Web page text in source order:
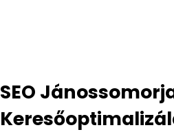
SEO